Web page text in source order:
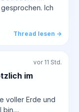
Ich
Thread lesen →
vor 11 Std.
im
voller Erde und